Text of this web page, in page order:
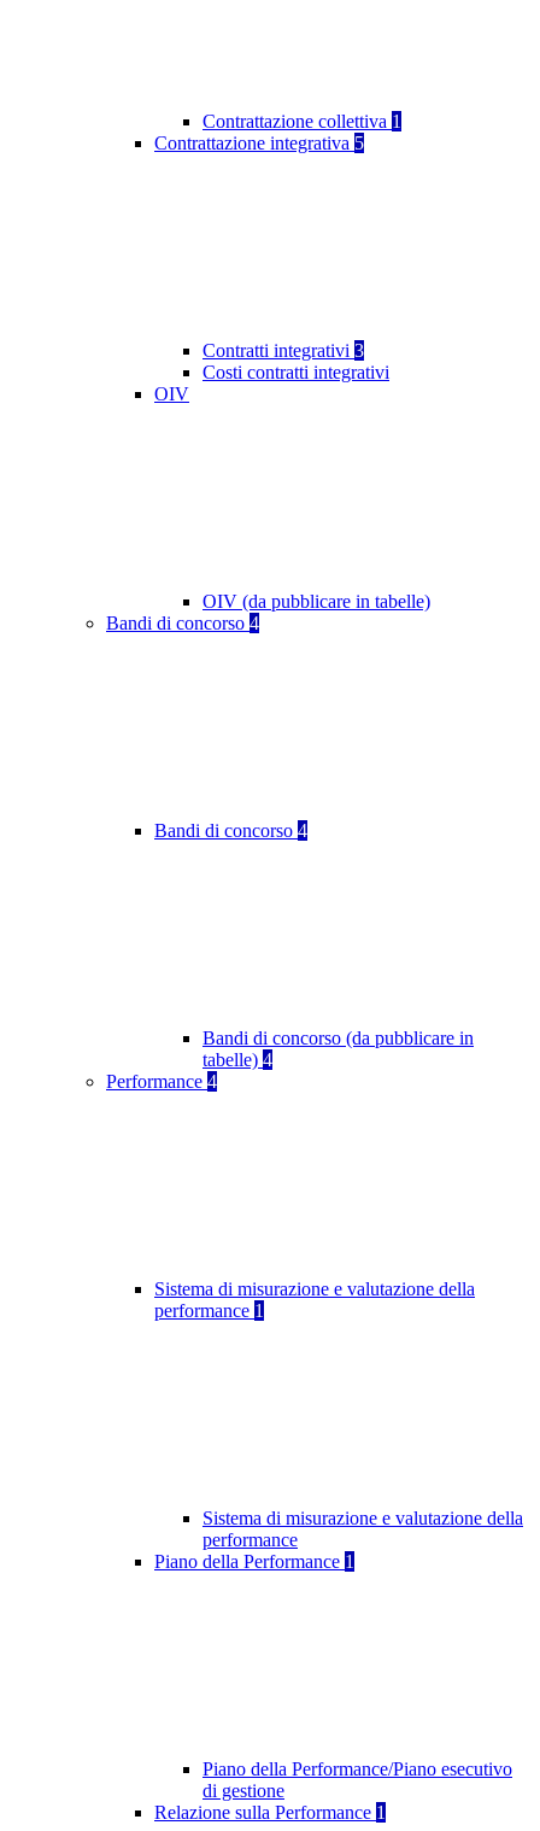
Contrattazione collettiva 1
Contrattazione integrativa 5
Contratti integrativi 3
Costi contratti integrativi
OIV
OIV (da pubblicare in tabelle)
Bandi di concorso 4
Bandi di concorso 4
Bandi di concorso (da pubblicare in
tabelle) 4
Performance 4
Sistema di misurazione e valutazione della
performance 1
Sistema di misurazione e valutazione della
performance
Piano della Performance 1
Piano della Performance/Piano esecutivo
di gestione
Relazione sulla Performance 1